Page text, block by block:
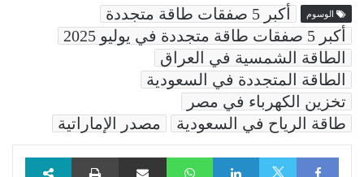
الوسوم
أكبر 5 صفقات طاقة متجددة
أكبر 5 صفقات طاقة متجددة في يوليو 2025
الطاقة الشمسية في العراق
الطاقة المتجددة في السعودية
تخزين الكهرباء في مصر
طاقة الرياح في السعودية
مصدر الإماراتية
Facebook
LinkedIn
WhatsAppمشاركة عبر البريد طباعة